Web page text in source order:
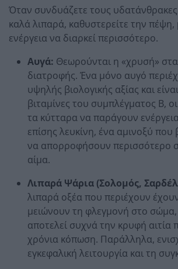
Όταν συνδυάζετε τους
καλά λιπαρά, καθυστερείτε την
ενέργεια να διαρκεί περισσότερο.
Αυγά: Θεωρούνται η «χρυσή»
διατροφής. Ένα μόνο αυγό
υψηλής βιολογικής αξίας και
βιταμίνες του συμπλέγματος Β,
τα κύτταρα να παράγουν
επίσης λευκίνη, ένα αμινοξύ
να απορροφήσουν περισσότερο
αίμα.
Λιπαρά Ψάρια (Σολομός,
λιπαρά οξέα που περιέχουν
μειώνουν τη φλεγμονή στο
αποτελεί συχνά την κρυφή αιτία
χρόνια κόπωση. Παράλληλα,
εγκεφαλική λειτουργία και τη